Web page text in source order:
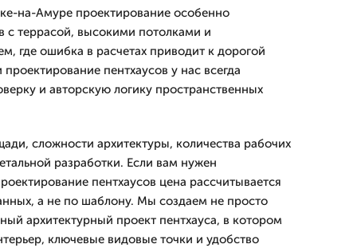
на-Амуре проектирование особенно
с террасой, высокими потолками и
где ошибка в расчетах приводит к дорогой
пентхаусов у нас всегда
и авторскую логику пространственных
сложности архитектуры, количества рабочих
разработки. Если вам нужен
пентхаусов цена рассчитывается
а не по шаблону. Мы создаем не просто
архитектурный проект пентхауса, в котором
ключевые видовые точки и удобство